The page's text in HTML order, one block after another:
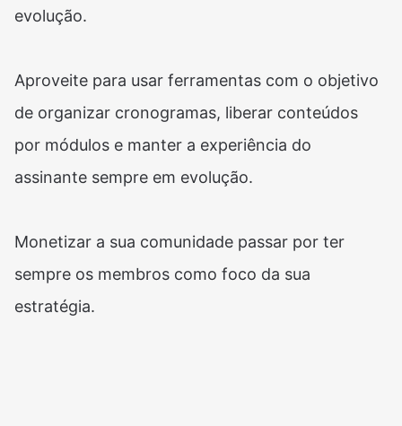
evolução.
Aproveite para usar ferramentas com o objetivo
de organizar cronogramas, liberar conteúdos
por módulos e manter a experiência do
assinante sempre em evolução.
Monetizar a sua comunidade passar por ter
sempre os membros como foco da sua
estratégia.